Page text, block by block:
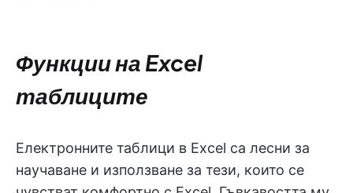
Функции на Excel
таблиците
Електронните таблици в Excel са лесни за
научаване и използване за тези, които се